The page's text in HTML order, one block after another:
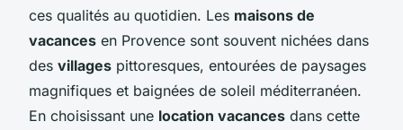
ces qualités au quotidien. Les maisons de
vacances en Provence sont souvent nichées dans
des villages pittoresques, entourées de paysages
magnifiques et baignées de soleil méditerranéen.
En choisissant une location vacances dans cette